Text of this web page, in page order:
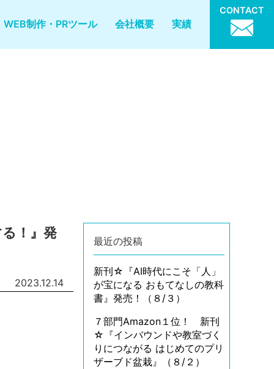
WEB制作・PRツール 会社概要 実績
CONTACT
！』発
2023.12.14
最近の投稿
新刊☆『AI時代にこそ「人」
が宝になる おもてなしの教科
書』発売！（８/３）
７部門Amazon１位！ 新刊
☆『インバウンドや教室づく
りにつながる はじめてのプリ
ザーブド盆栽』（８/２）